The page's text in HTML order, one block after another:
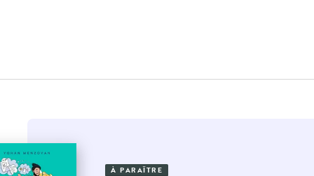
À PARAÎTRE